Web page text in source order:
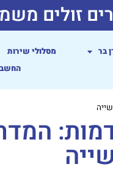
זולים
בר מסלולי שירות